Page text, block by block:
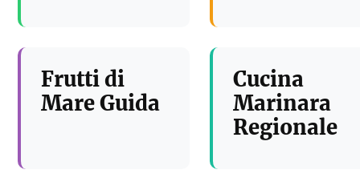
Frutti di
Mare Guida
Cucina
Marinara
Regionale